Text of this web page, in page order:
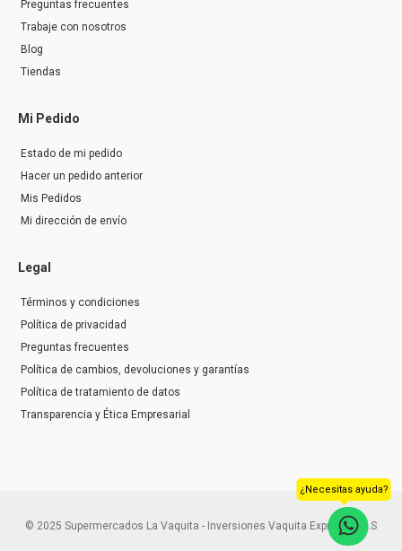
Preguntas frecuentes
Trabaje con nosotros
Blog
Tiendas
Mi Pedido
Estado de mi pedido
Hacer un pedido anterior
Mis Pedidos
Mi dirección de envío
Legal
Términos y condiciones
Política de privacidad
Preguntas frecuentes
Política de cambios, devoluciones y garantías
Política de tratamiento de datos
Transparencia y Ética Empresarial
© 2025 Supermercados La Vaquita - Inversiones Vaquita Express S.A.S
¿Necesitas ayuda?